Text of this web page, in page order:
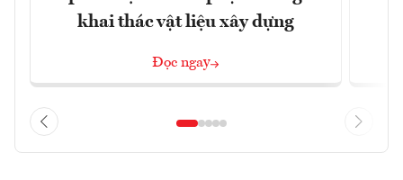
khai thác vật liệu xây dựng
Đọc ngay